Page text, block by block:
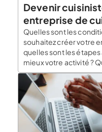
Devenir
entreprise de
Quelles sont les
souhaitez créer votre
quelles sont les étapes
mieux votre activité ?
conditions pour créer
Trois règles
entreprise de
de […]